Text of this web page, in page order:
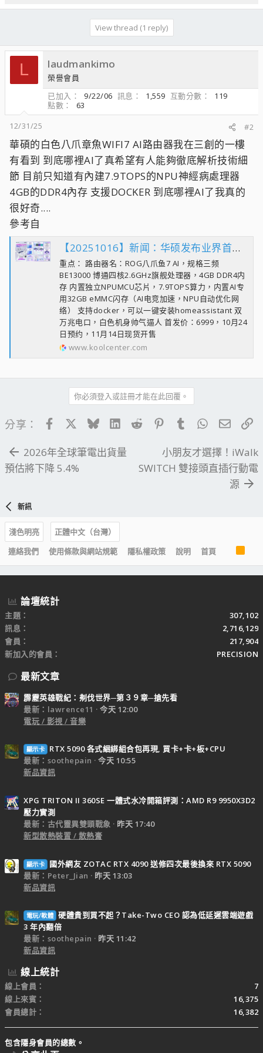
View thread (1 reply)
L laudmankimo
榮譽會員
已加入
9/22/06 訊息 1,559 互動分數
119
點數
63
12/31/25
#2
華碩的白色八爪章魚WIFI7 AI路由器我在三創的一樓
有看到 到底哪裡AI了真希望有人能夠徹底解析技術細
節 目前只知道有內建7.9TOPS的NPU神經病處理器
4GB的DDR4內存 支援DOCKER 到底哪裡AI了我真的
很好奇....
參考自
【20251016】新闻：华硕发布业界首款AI路由器：ROG八爪鱼7 AI，内置NPU
重点： 路由器名：ROG八爪鱼7 AI，规格三频
BE13000 博通四核2.6GHz旗舰处理器，4GB DDR4内
存 内置独立NPUMCU芯片，7.9TOPS算力，内置AI专
用32GB eMMC闪存（AI电竞加速，NPU自动优化网
络） 支持docker，可以一键安装homeassistant 双
万兆电口，白色机身帅气逼人 首发价：6999，10月24
日预约，11月14日现货开售
www.koolcenter.com
你必須登入或註冊才能在此回覆。
分享： FacebookBlueskyLinkedIn
Reddit PinterestTumblrWhatsApp
電子
2026年全球筆電出貨量
預估將下降 5.4%
小朋友才選擇！iWalk
SWITCH 雙接頭直插行動電
源
新訊
淺色明亮
正體中文（台灣）
連絡我們
使用條款與網站規範 隱私權政策 說明 首頁
S
論壇統計
主題
307,102
訊息
2,716,129
會員
217,904
新加入的會員
PRECISION
最新文章
霹靂英雄戰紀：刜伐世界─第３９章─搶先看
最新：lawrence11
今天 12:00
電玩 / 影視 / 音樂
顯示卡
RTX 5090 各式綑綁組合包再現, 買卡+卡+板+CPU
最新：soothepain
今天 10:55
新品資訊
XPG TRITON II 360SE 一體式水冷開箱評測：AMD R9 9950X3D2
壓力實測
最新：古代靈異雙頭戰象
昨天 17:40
新型散熱裝置 / 散熱膏
顯示卡
國外網友 ZOTAC RTX 4090 送修四次最後換來 RTX 5090
最新：Peter_Jian
昨天 13:03
新品資訊
電玩/軟體 硬體貴到買不起？Take-Two CEO 認為低延遲雲端遊戲
3 年內翻倍
最新：soothepain
昨天 11:42
新品資訊
線上統計
線上會員
7
線上來賓
16,375
會員總計
16,382
包含隱身會員的總數。